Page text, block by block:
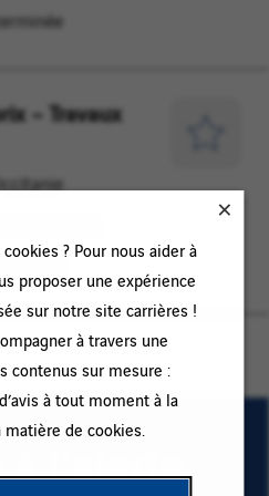
? Pour nous aider à
proposer une expérience
sur notre site carrières !
à travers une
contenus sur mesure :
à tout moment à la
de cookies.
– Travaux
plus
à l’alerte